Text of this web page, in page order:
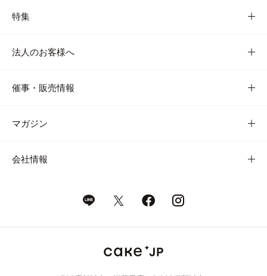
特集
法人のお客様へ
催事・販売情報
マガジン
会社情報